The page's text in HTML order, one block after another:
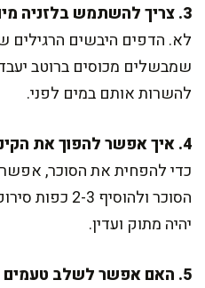
3. צריך להשתמש בלזניה מיוחדת?
לא. הדפים היבשים
שמבשלים מכוסים ברוטב
להשרות אותם במים לפני.
4. איך אפשר להפוך את הקינוח לקצת יותר בריא?
כדי להפחית את הסוכר,
הסוכר ולהוסיף
יהיה מתוק ועדין.
5. האם אפשר לשלב טעמים נוספים?